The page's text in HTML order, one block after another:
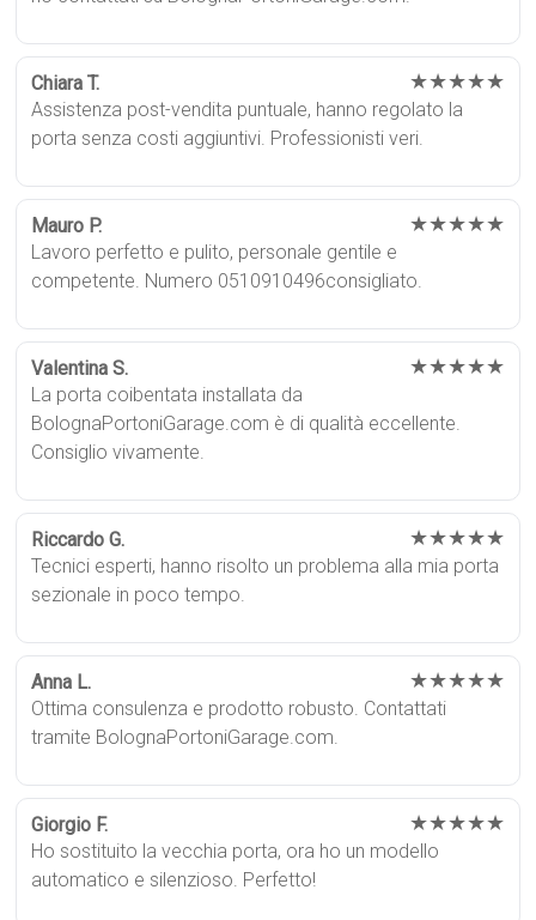
Chiara T. ★★★★★
Assistenza post-vendita puntuale, hanno regolato la
porta senza costi aggiuntivi. Professionisti veri.
Mauro P. ★★★★★
Lavoro perfetto e pulito, personale gentile e
competente. Numero 0510910496consigliato.
Valentina S. ★★★★★
La porta coibentata installata da
BolognaPortoniGarage.com è di qualità eccellente.
Consiglio vivamente.
Riccardo G. ★★★★★
Tecnici esperti, hanno risolto un problema alla mia porta
sezionale in poco tempo.
Anna L. ★★★★★
Ottima consulenza e prodotto robusto. Contattati
tramite BolognaPortoniGarage.com.
Giorgio F. ★★★★★
Ho sostituito la vecchia porta, ora ho un modello
automatico e silenzioso. Perfetto!